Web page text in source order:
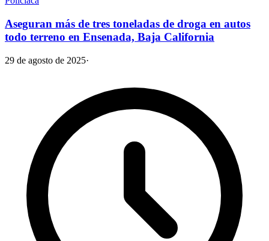
Aseguran más de tres toneladas de droga en autos
todo terreno en Ensenada, Baja California
29 de agosto de 2025·